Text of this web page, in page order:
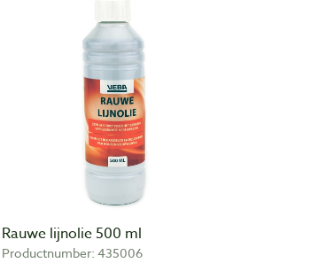
Rauwe lijnolie 500 ml
Productnumber: 435006